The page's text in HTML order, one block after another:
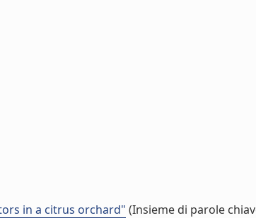
in a citrus orchard" (Insieme di parole